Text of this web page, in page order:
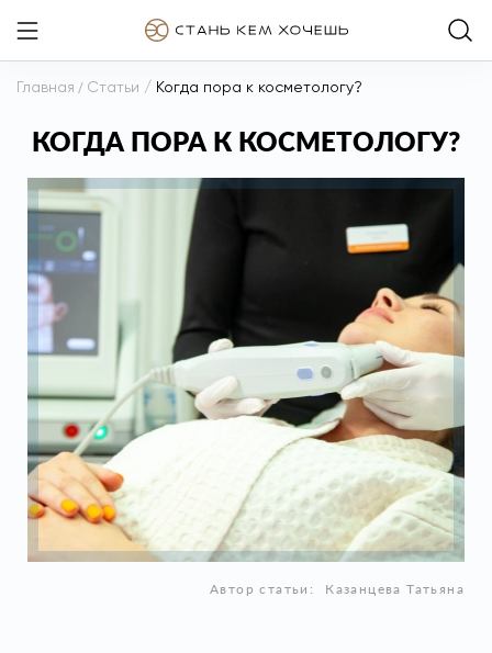
Главная / Статьи / Когда пора к косметологу?
КОГДА ПОРА К КОСМЕТОЛОГУ?
Автор статьи: Казанцева Татьяна